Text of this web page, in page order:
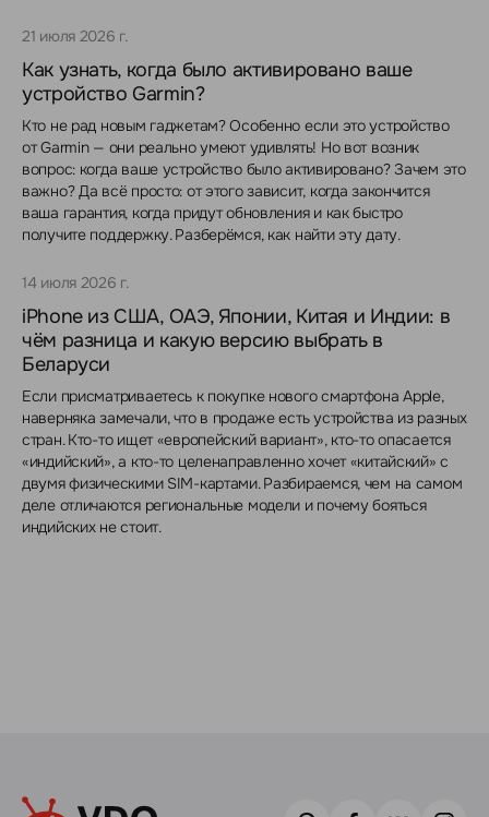
21 июля 2026 г.
Как узнать, когда было активировано ваше
устройство Garmin?
Кто не рад новым гаджетам? Особенно если это устройство
от Garmin — они реально умеют удивлять! Но вот возник
вопрос: когда ваше устройство было активировано? Зачем это
важно? Да всё просто: от этого зависит, когда закончится
ваша гарантия, когда придут обновления и как быстро
получите поддержку. Разберёмся, как найти эту дату.
14 июля 2026 г.
iPhone из США, ОАЭ, Японии, Китая и Индии: в
чём разница и какую версию выбрать в
Беларуси
Если присматриваетесь к покупке нового смартфона Apple,
наверняка замечали, что в продаже есть устройства из разных
стран. Кто-то ищет «европейский вариант», кто-то опасается
«индийский», а кто-то целенаправленно хочет «китайский» с
двумя физическими SIM-картами. Разбираемся, чем на самом
деле отличаются региональные модели и почему бояться
индийских не стоит.